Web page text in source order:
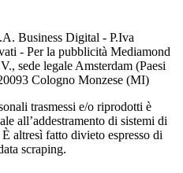
Business Digital - P.Iva
- Per la pubblicità Mediamond
sede legale Amsterdam (Paesi
Cologno Monzese (MI)
trasmessi e/o riprodotti è
all’addestramento di sistemi di
altresì fatto divieto espresso di
scraping.